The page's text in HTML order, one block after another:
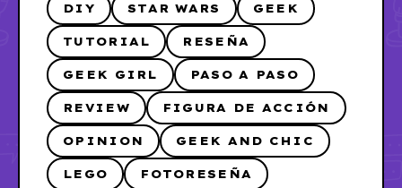
DIY STAR WARS GEEK
TUTORIAL RESEÑA
GEEK GIRL PASO A PASO
REVIEW FIGURA DE ACCIÓN
OPINION GEEK AND CHIC
LEGO FOTORESEÑA